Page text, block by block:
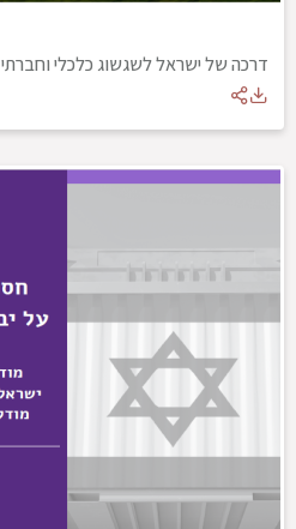
דרכה של ישראל לשגשוג כלכלי וחברתי